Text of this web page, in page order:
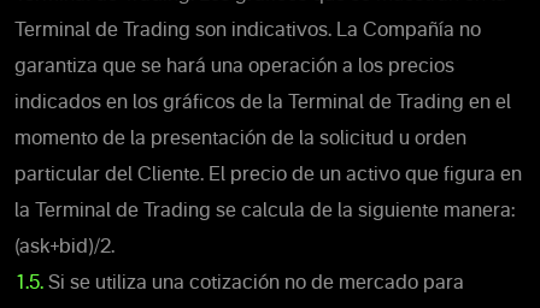
Terminal de Trading son indicativos. La Compañía no
garantiza que se hará una operación a los precios
indicados en los gráficos de la Terminal de Trading en el
momento de la presentación de la solicitud u orden
particular del Cliente. El precio de un activo que figura en
la Terminal de Trading se calcula de la siguiente manera:
(ask+bid)/2.
1.5. Si se utiliza una cotización no de mercado para